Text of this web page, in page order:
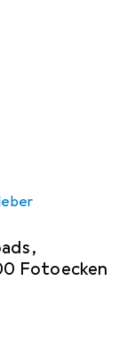
Fotoecken